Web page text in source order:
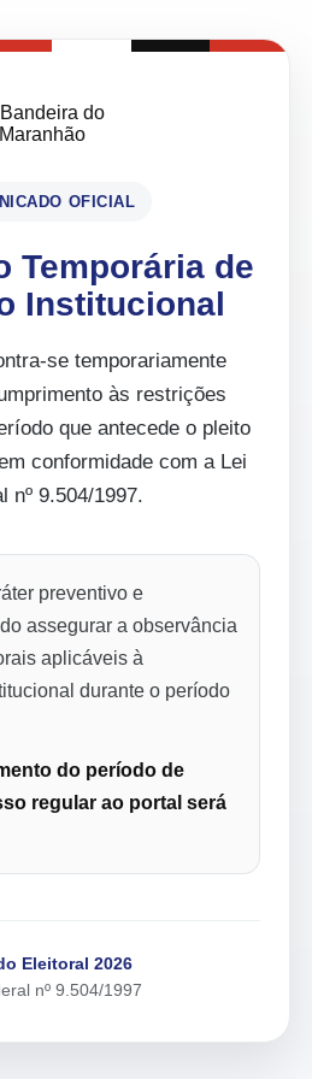
OFICIAL
Temporária de
Institucional
se temporariamente
às restrições
que antecede o pleito
conformidade com a Lei
nº 9.504/1997.
preventivo e
assegurar a observância
aplicáveis à
durante o período
do período de
regular ao portal será
Eleitoral 2026
nº 9.504/1997